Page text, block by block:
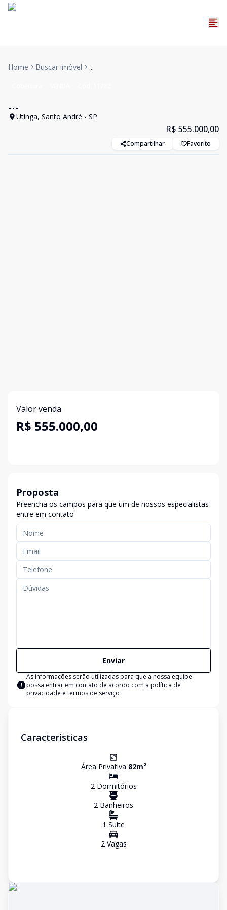
Home Buscar imóvel ...
...
Utinga, Santo André - SP
R$ 555.000,00
Compartilhar Favorito
Valor venda
R$ 555.000,00
Proposta
Preencha os campos para que um de nossos especialistas
entre em contato
Enviar
As informações serão utilizadas para que a nossa equipe
possa entrar em contato de acordo com a política de
privacidade e termos de serviço
Características
Área Privativa 82m²
2Dormitórios
2 Banheiros
1 Suíte
2Vagas